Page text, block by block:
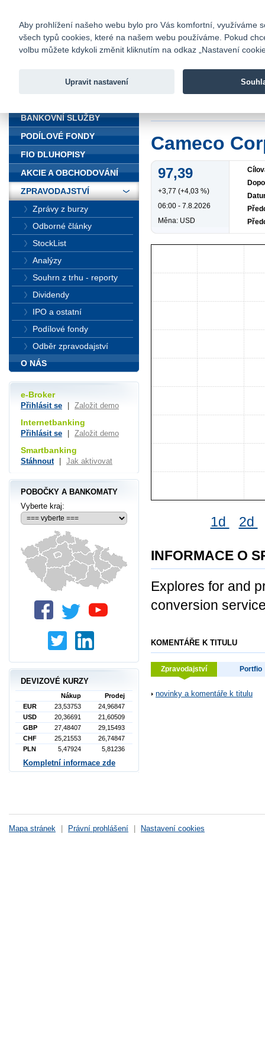
Fio banka
Fio banka
Cameco
97,39
+3,77 (+4,03 %)
06:00 - 7.8.2026
Měna: USD
1d 2d
INFORMACE O
Explores for and
conversion
KOMENTÁŘE K TITULU
Zpravodajství Portfio
novinky a komentáře k titulu
BANKOVNÍ SLUŽBY
PODÍLOVÉ FONDY
FIO DLUHOPISY
AKCIE A OBCHODOVÁNÍ
ZPRAVODAJSTVÍ
Zprávy z burzy
Odborné články
StockList
Analýzy
Souhrn z trhu - reporty
Dividendy
IPO a ostatní
Podílové fondy
Odběr zpravodajství
O NÁS
e-Broker
Přihlásit se Založit demo
Internetbanking
Přihlásit se Založit demo
Smartbanking
Stáhnout Jak aktivovat
POBOČKY A BANKOMATY
Vyberte kraj:
DEVIZOVÉ KURZY
Nákup
Prodej
EUR
23,53753
24,96847
USD
20,36691
21,60509
GBP
27,48407
29,15493
CHF
25,21553
26,74847
PLN
5,47924 5,81236
Kompletní informace zde
Mapa stránek | Právní prohlášení | Nastavení cookies
Aby prohlížení našeho webu bylo pro Vás komfortní, využíváme
všech typů cookies, které na našem webu používáme. Pokud
volbu můžete kdykoli změnit kliknutím na odkaz „Nastavení
Upravit nastavení